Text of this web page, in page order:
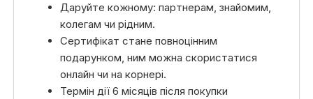
Даруйте кожному: партнерам, знайомим,
колегам чи рідним.
Сертифікат стане повноцінним
подарунком, ним можна скористатися
онлайн чи на корнері.
Термін дії 6 місяців після покупки